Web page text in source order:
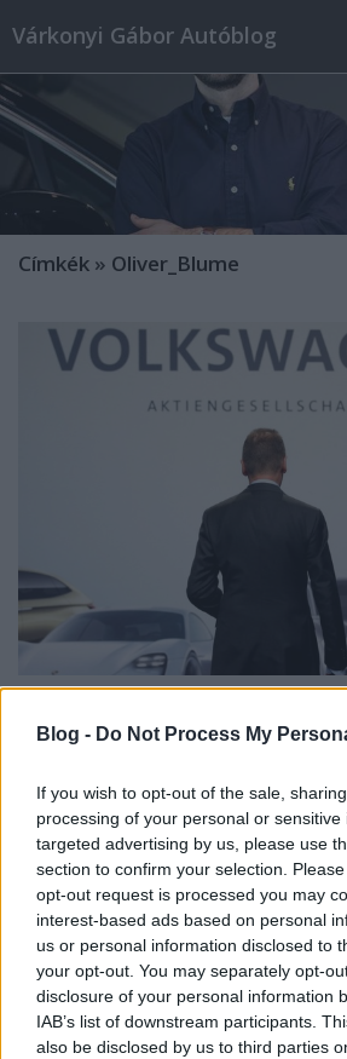
Blog - Do Not Process My
If you wish to opt-out of the sale,
processing of your personal or
targeted advertising by us, please use
section to confirm your selection.
opt-out request is processed you may
interest-based ads based on personal
us or personal information disclosed to
your opt-out. You may separately opt-
disclosure of your personal information
IAB’s list of downstream participants.
also be disclosed by us to third parties
Várkonyi Gábor Autóblog
Címkék » Oliver_Blume
A nagy Diess dosszié,
konszern vezetőjének
Ahogy pénteken írtam, az év híre
Herbert Diess leköszön a VW
hétvégén elolvastam két tucat
kapcsán, az esetek döntő
csúcsmenedzser elszántságát az
mamutvállalat
kiemelték, hogy Diessből…